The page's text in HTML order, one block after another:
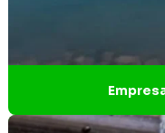
Empresa de estudos
Empresa de estudos
Empresa gestão
Empresa de